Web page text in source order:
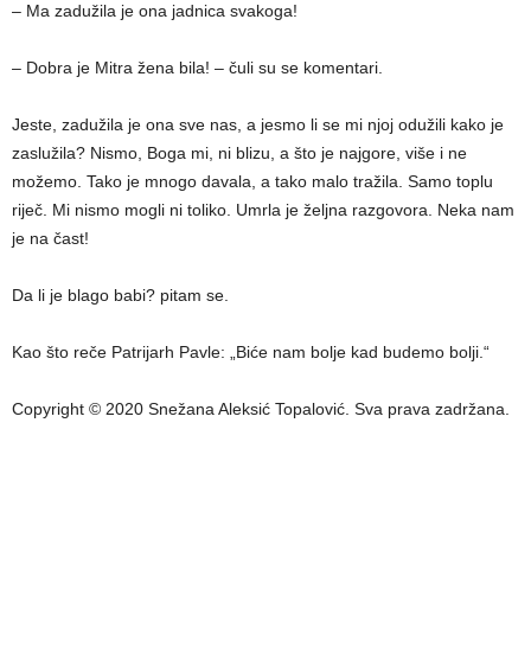
– Ma zadužila je ona jadnica svakoga!
– Dobra je Mitra žena bila! – čuli su se komentari.
Jeste, zadužila je ona sve nas, a jesmo li se mi njoj odužili kako je
zaslužila? Nismo, Boga mi, ni blizu, a što je najgore, više i ne
možemo. Tako je mnogo davala, a tako malo tražila. Samo toplu
riječ. Mi nismo mogli ni toliko. Umrla je željna razgovora. Neka nam
je na čast!
Da li je blago babi? pitam se.
Kao što reče Patrijarh Pavle: „Biće nam bolje kad budemo bolji.“
Copyright © 2020 Snežana Aleksić Topalović. Sva prava zadržana.